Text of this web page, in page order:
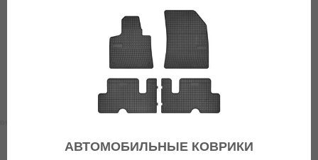
АВТОМОБИЛЬНЫЕ КОВРИКИ